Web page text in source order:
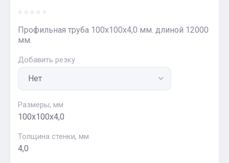
Профильная труба 100х100х4,0 мм. длиной 12000
мм.
Добавить резку
Размеры, мм
100х100х4,0
Толщина стенки, мм
4,0